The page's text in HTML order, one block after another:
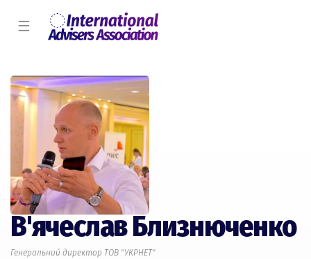
☰
В'ячеслав Близнюченко
Генеральний директор ТОВ "УКРНЕТ"